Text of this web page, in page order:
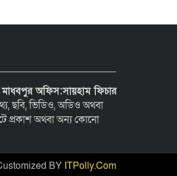
মাধবপুর অফিস:সায়হাম ফিচার
ছবি, ভিডিও, অডিও অথবা
প্রকাশ অথবা অন্য কোনো
BY ITPolly.Com